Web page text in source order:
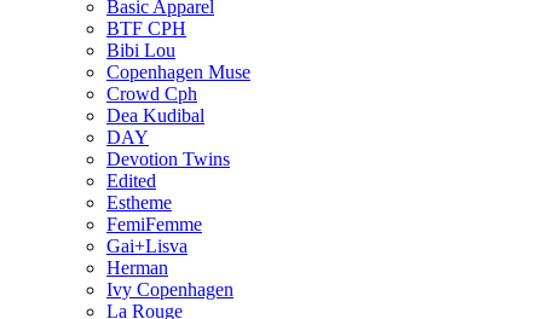
Basic Apparel
BTF CPH
Bibi Lou
Copenhagen Muse
Crowd Cph
Dea Kudibal
DAY
Devotion Twins
Edited
Estheme
FemiFemme
Gai+Lisva
Herman
Ivy Copenhagen
La Rouge